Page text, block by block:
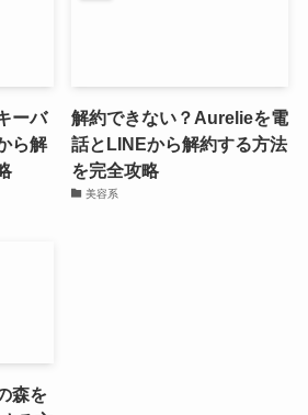
ーバ
ら解
解約できない？Aurelieを電
話とLINEから解約する方法
を完全攻略
美容系
森を